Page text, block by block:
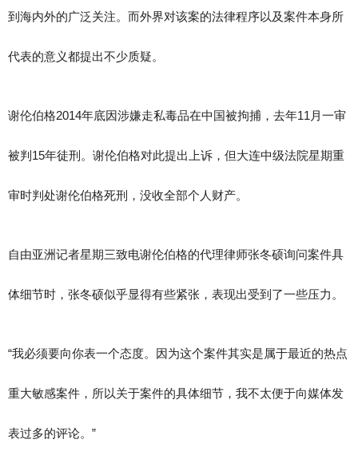
到海内外的广泛关注。而外界对该案的法律程序以及案件本身所
代表的意义都提出不少质疑。
谢伦伯格2014年底因涉嫌走私毒品在中国被拘捕，去年11月一审
被判15年徒刑。谢伦伯格对此提出上诉，但大连中级法院星期重
审时判处谢伦伯格死刑，没收全部个人财产。
自由亚洲记者星期三致电谢伦伯格的代理律师张冬硕询问案件具
体细节时，张冬硕似乎显得有些紧张，表现出受到了一些压力。
“我必须要向你表一个态度。因为这个案件其实是属于最近的热点
重大敏感案件，所以关于案件的具体细节，我不太便于向媒体发
表过多的评论。”